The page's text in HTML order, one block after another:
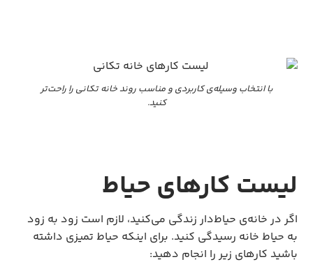
با انتخاب وسیله‌ی کاربردی و مناسب روند خانه تکانی را راحت‌تر
کنید.
لیست کارهای حیاط
اگر در خانه‌ی حیاط‌دار زندگی می‌کنید، لازم است زود به زود
به حیاط خانه رسیدگی کنید. برای اینکه حیاط تمیزی داشته
باشید کارهای زیر را انجام دهید: